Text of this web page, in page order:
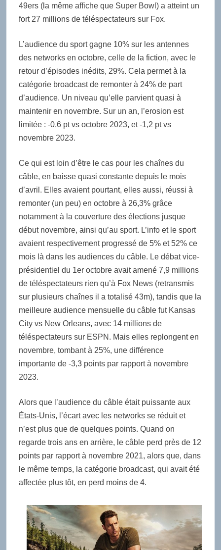
49ers (la même affiche que Super Bowl) a atteint un
fort 27 millions de téléspectateurs sur Fox.
L’audience du sport gagne 10% sur les antennes
des networks en octobre, celle de la fiction, avec le
retour d’épisodes inédits, 29%. Cela permet à la
catégorie broadcast de remonter à 24% de part
d’audience. Un niveau qu’elle parvient quasi à
maintenir en novembre. Sur un an, l’erosion est
limitée : -0,6 pt vs octobre 2023, et -1,2 pt vs
novembre 2023.
Ce qui est loin d’être le cas pour les chaînes du
câble, en baisse quasi constante depuis le mois
d’avril. Elles avaient pourtant, elles aussi, réussi à
remonter (un peu) en octobre à 26,3% grâce
notamment à la couverture des élections jusque
début novembre, ainsi qu’au sport. L’info et le sport
avaient respectivement progressé de 5% et 52% ce
mois là dans les audiences du câble. Le débat vice-
présidentiel du 1er octobre avait amené 7,9 millions
de téléspectateurs rien qu’à Fox News (retransmis
sur plusieurs chaînes il a totalisé 43m), tandis que la
meilleure audience mensuelle du câble fut Kansas
City vs New Orleans, avec 14 millions de
téléspectateurs sur ESPN. Mais elles replongent en
novembre, tombant à 25%, une différence
importante de -3,3 points par rapport à novembre
2023.
Alors que l’audience du câble était puissante aux
États-Unis, l’écart avec les networks se réduit et
n’est plus que de quelques points. Quand on
regarde trois ans en arrière, le câble perd près de 12
points par rapport à novembre 2021, alors que, dans
le même temps, la catégorie broadcast, qui avait été
affectée plus tôt, en perd moins de 4.